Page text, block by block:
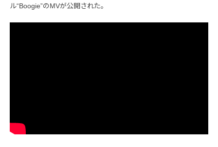
ル“Boogie”のMVが公開された。